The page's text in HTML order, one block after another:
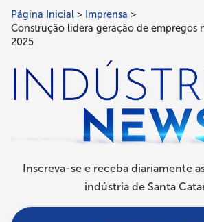
Trilha
de
navegação
Página Inicial
Imprensa
Construção lidera geração de empregos
2025
Inscreva-se e receba diariamente
indústria de Santa